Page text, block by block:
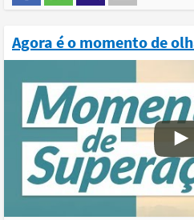
Agora é o momento de